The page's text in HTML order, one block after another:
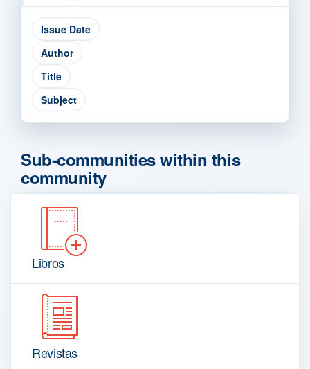
Sub-communities within this
community
Libros
Revistas